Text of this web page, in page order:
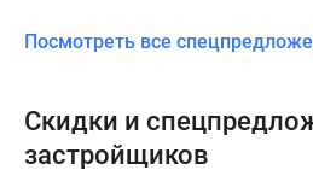
Посмотреть все
Скидки и
застройщиков